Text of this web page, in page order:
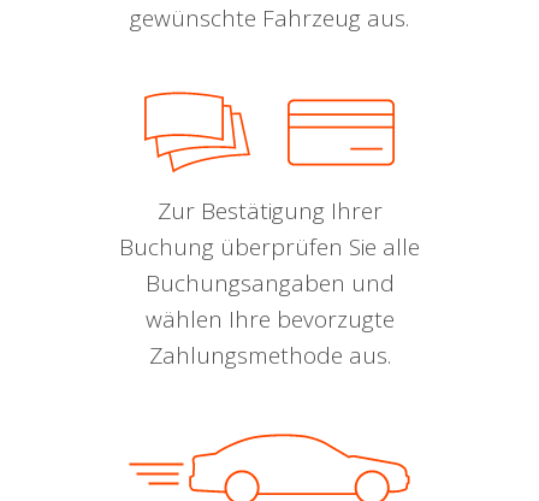
gewünschte Fahrzeug aus.
Zur Bestätigung Ihrer
Buchung überprüfen Sie alle
Buchungsangaben und
wählen Ihre bevorzugte
Zahlungsmethode aus.